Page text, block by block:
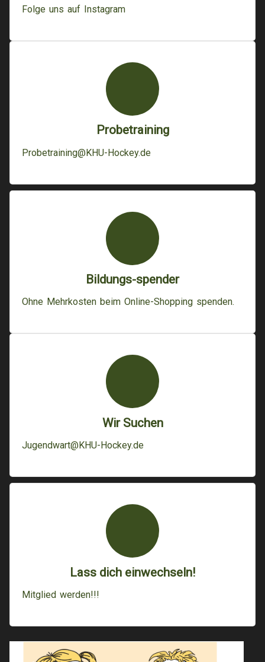
Folge uns auf Instagram
Probetraining
Probetraining@KHU-Hockey.de
Bildungs-spender
Ohne Mehrkosten beim Online-Shopping spenden.
Wir Suchen
Jugendwart@KHU-Hockey.de
Lass dich einwechseln!
Mitglied werden!!!